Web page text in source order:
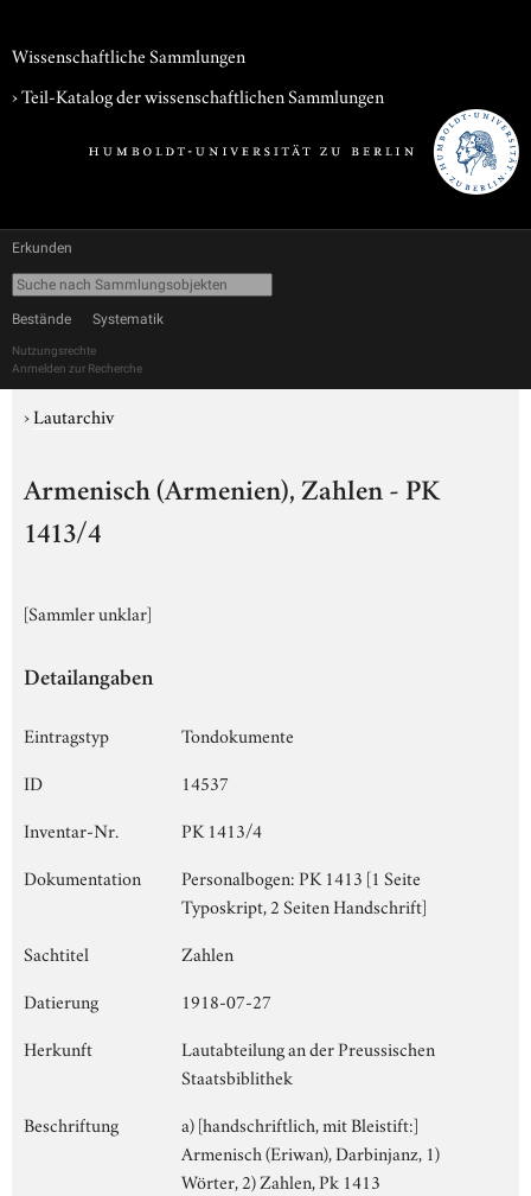
Wissenschaftliche Sammlungen
› Teil-Katalog der wissenschaftlichen Sammlungen
Erkunden
Bestände Systematik
Nutzungsrechte
Anmelden zur Recherche
›Lautarchiv
Armenisch (Armenien), Zahlen - PK
1413/4
[Sammler unklar]
Detailangaben
Eintragstyp
Tondokumente
ID
14537
Inventar-Nr.
PK 1413/4
Dokumentation
Personalbogen: PK 1413 [1 Seite
Typoskript, 2 Seiten Handschrift]
Sachtitel
Zahlen
Datierung
1918-07-27
Herkunft
Lautabteilung an der Preussischen
Staatsbiblithek
Beschriftung
a) [handschriftlich, mit Bleistift:]
Armenisch (Eriwan), Darbinjanz, 1)
Wörter, 2) Zahlen, Pk 1413